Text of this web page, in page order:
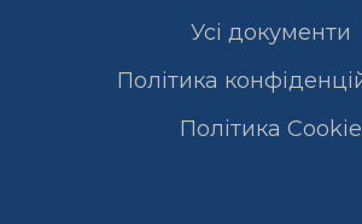
Усі документи
Політика
Полiтика Cookie